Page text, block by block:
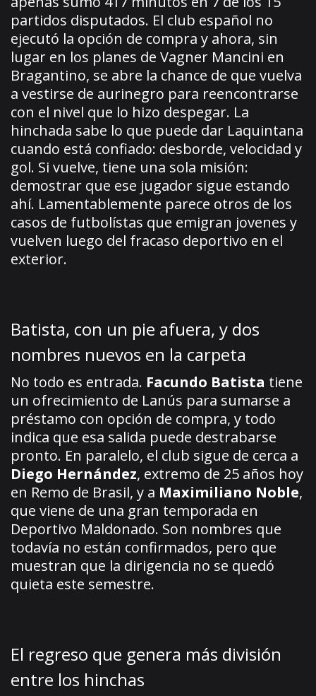
partidos disputados. El club español no
ejecutó la opción de compra y ahora, sin
lugar en los planes de Vagner Mancini en
Bragantino, se abre la chance de que vuelva
a vestirse de aurinegro para reencontrarse
con el nivel que lo hizo despegar. La
hinchada sabe lo que puede dar Laquintana
cuando está confiado: desborde, velocidad y
gol. Si vuelve, tiene una sola misión:
demostrar que ese jugador sigue estando
ahí. Lamentablemente parece otros de los
casos de futbolístas que emigran jovenes y
vuelven luego del fracaso deportivo en el
exterior.
Batista, con un pie afuera, y dos
nombres nuevos en la carpeta
No todo es entrada. Facundo Batista tiene
un ofrecimiento de Lanús para sumarse a
préstamo con opción de compra, y todo
indica que esa salida puede destrabarse
pronto. En paralelo, el club sigue de cerca a
Diego Hernández, extremo de 25 años hoy
en Remo de Brasil, y a Maximiliano Noble,
que viene de una gran temporada en
Deportivo Maldonado. Son nombres que
todavía no están confirmados, pero que
muestran que la dirigencia no se quedó
quieta este semestre.
El regreso que genera más división
entre los hinchas